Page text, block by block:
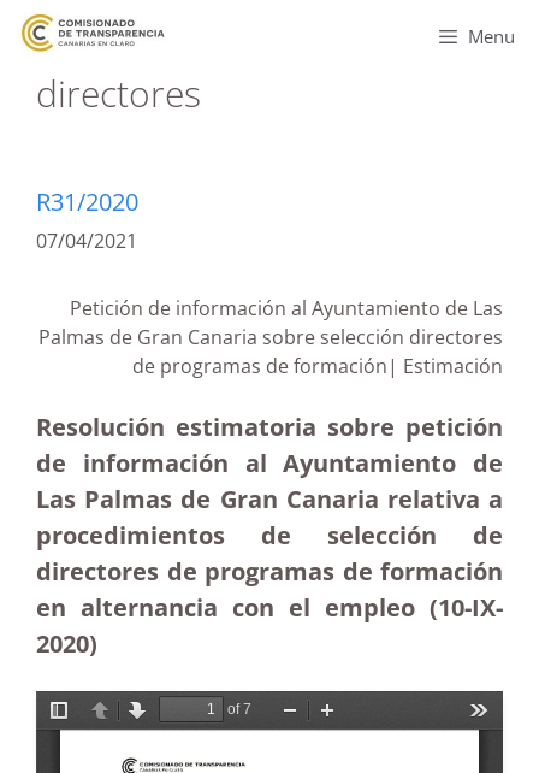
Menu
directores
R31/2020
07/04/2021
Petición de información al Ayuntamiento de Las
Palmas de Gran Canaria sobre selección directores
de programas de formación| Estimación
Resolución estimatoria sobre petición
de información al Ayuntamiento de
Las Palmas de Gran Canaria relativa a
procedimientos de selección de
directores de programas de formación
en alternancia con el empleo (10-IX-
2020)